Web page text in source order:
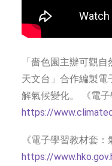
「嗇色園主辦可觀
天文台」合作編製電
解氣候變化。 《電
https://
《電子學習教材套：
https://